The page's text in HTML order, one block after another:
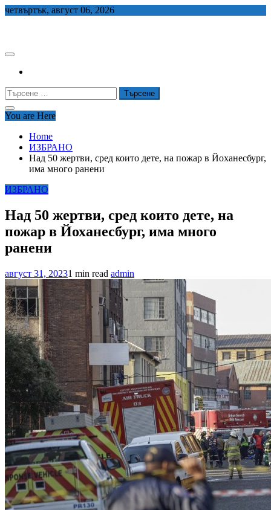
Skip
четвъртък, август 06, 2026
Търсене
за:
You are Here
Home
ИЗБРАНО
Над 50 жертви, сред които дете, на пожар в Йоханесбург,
има много ранени
ИЗБРАНО
Над 50 жертви, сред които дете, на
пожар в Йоханесбург, има много
ранени
август 31, 20231 min read admin